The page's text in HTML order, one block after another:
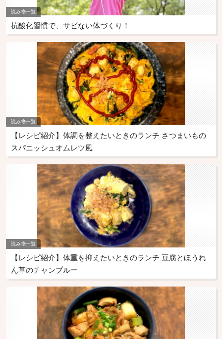
読み物一覧
抗酸化習慣で、サビない体づくり！
読み物一覧
【レシピ紹介】体調を整えたいときのランチ さつまいもの
スパニッシュオムレツ風
読み物一覧
【レシピ紹介】体重を抑えたいときのランチ 豆腐とほうれ
ん草のチャンプルー